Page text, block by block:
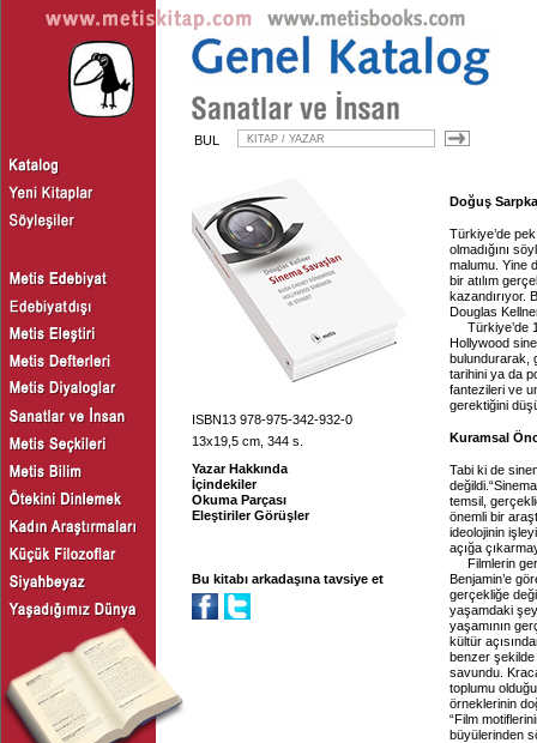
BUL
ISBN13 978-975-342-932-0
13x19,5 cm, 344 s.
Yazar Hakkında
İçindekiler
Okuma Parçası
Eleştiriler Görüşler
Bu kitabı arkadaşına tavsiye et
Doğuş
Türkiye’de
olmadığını
malumu. Yine
bir atılım
kazandırıyor.
Douglas
Türkiye’de
Hollywood
bulundurarak,
tarihini ya da
fantezileri ve
gerektiğini
Kuramsal
Tabi ki de
temsil,
önemli bir
ideolojinin
açığa
Filmlerin
Benjamin’e
gerçekliğe
yaşamdaki
yaşamının
kültür
benzer şekilde
savundu.
toplumu
örneklerinin
“Film
büyülerinden